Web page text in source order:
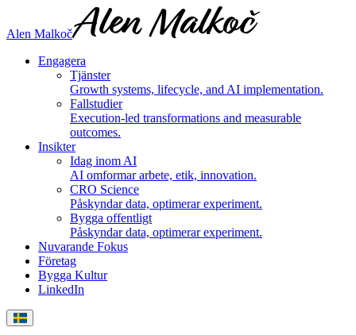
Alen Malkoč
Engagera
Tjänster
Growth systems, lifecycle, and AI implementation.
Fallstudier
Execution-led transformations and measurable
outcomes.
Insikter
Idag inom AI
AI omformar arbete, etik, innovation.
CRO Science
Påskyndar data, optimerar experiment.
Bygga offentligt
Påskyndar data, optimerar experiment.
Nuvarande Fokus
Företag
Bygga Kultur
LinkedIn